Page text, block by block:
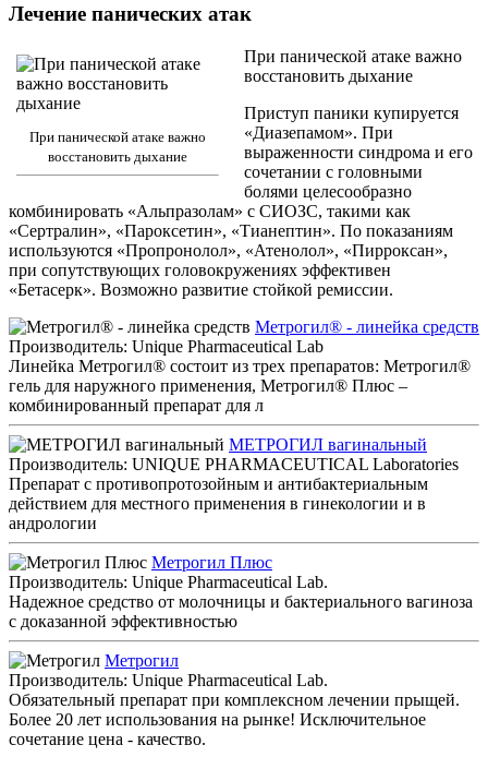
Лечение панических атак
При панической атаке важно
восстановить дыхание
При панической атаке важно
восстановить дыхание
Приступ паники купируется
«Диазепамом». При
выраженности синдрома и его
сочетании с головными
болями целесообразно
комбинировать «Альпразолам» с СИОЗС, такими как
«Сертралин», «Пароксетин», «Тианептин». По показаниям
используются «Пропронолол», «Атенолол», «Пирроксан»,
при сопутствующих головокружениях эффективен
«Бетасерк». Возможно развитие стойкой ремиссии.
Метрогил® - линейка средств
Производитель: Unique Pharmaceutical Lab
Линейка Метрогил® состоит из трех препаратов: Метрогил®
гель для наружного применения, Метрогил® Плюс –
комбинированный препарат для л
МЕТРОГИЛ вагинальный
Производитель: UNIQUE PHARMACEUTICAL Laboratories
Препарат с противопротозойным и антибактериальным
действием для местного применения в гинекологии и в
андрологии
Метрогил Плюс
Производитель: Unique Pharmaceutical Lab.
Надежное средство от молочницы и бактериального вагиноза
с доказанной эффективностью
Метрогил
Производитель: Unique Pharmaceutical Lab.
Обязательный препарат при комплексном лечении прыщей.
Более 20 лет использования на рынке! Исключительное
сочетание цена - качество.